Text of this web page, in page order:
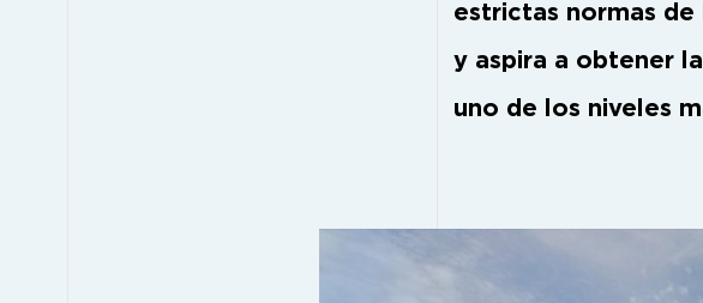
estrictas normas
y aspira a obtener
uno de los niveles